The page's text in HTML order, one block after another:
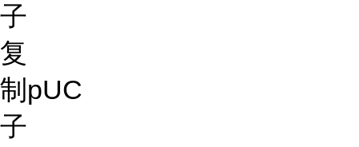
子
复
制
子
pUC